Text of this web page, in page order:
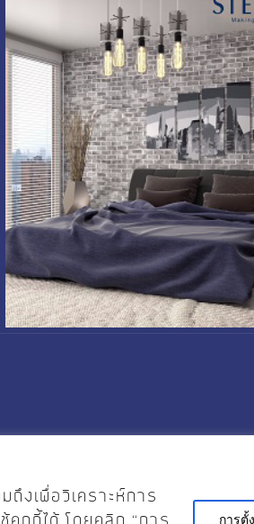
ถึงเพื่อวิเคราะห์การ
คุกกี้ได้ โดยคลิก “การ
การตั้